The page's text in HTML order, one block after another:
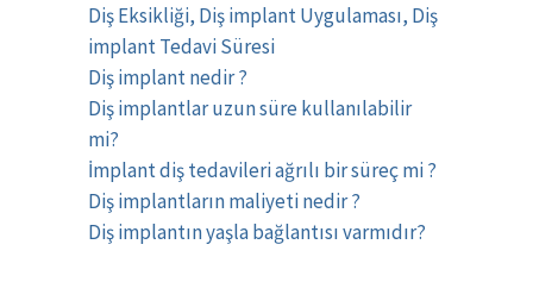
Diş Eksikliği, Diş implant Uygulaması, Diş
implant Tedavi Süresi
Diş implant nedir ?
Diş implantlar uzun süre kullanılabilir
mi?
İmplant diş tedavileri ağrılı bir süreç mi ?
Diş implantların maliyeti nedir ?
Diş implantın yaşla bağlantısı varmıdır?